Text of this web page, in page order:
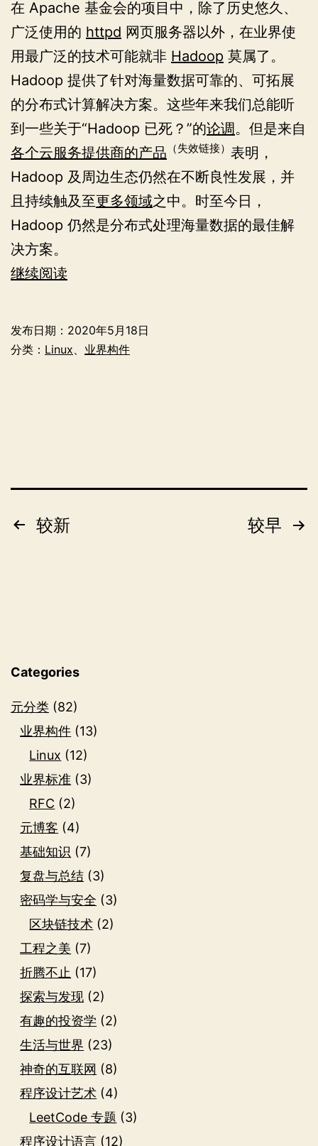
在 Apache 基金会的项目中，除了历史悠久、
广泛使用的 httpd 网页服务器以外，在业界使
用最广泛的技术可能就非 Hadoop 莫属了。
Hadoop 提供了针对海量数据可靠的、可拓展
的分布式计算解决方案。这些年来我们总能听
到一些关于“Hadoop 已死？”的论调。但是来自
各个云服务提供商的产品 （失效链接） 表明，
Hadoop 及周边生态仍然在不断良性发展，并
且持续触及至更多领域之中。时至今日，
Hadoop 仍然是分布式处理海量数据的最佳解
决方案。
继续阅读
LTS
境
发布日期： 2020年5月18日
分类： Linux 业界构件
文 较新 较早
Categories
元分类 (82)
业界构件 (13)
Linux (12)
业界标准 (3)
RFC (2)
元博客 (4)
基础知识 (7)
复盘与总结 (3)
密码学与安全 (3)
区块链技术 (2)
工程之美 (7)
折腾不止 (17)
探索与发现 (2)
有趣的投资学 (2)
生活与世界 (23)
神奇的互联网 (8)
程序设计艺术 (4)
LeetCode 专题 (3)
程序设计语言 (12)